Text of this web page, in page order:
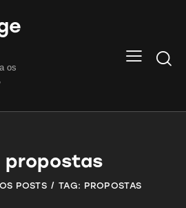
os
propostas
POSTS TAG: PROPOSTAS